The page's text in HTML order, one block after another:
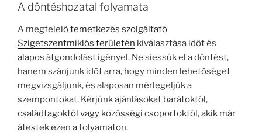
A döntéshozatal folyamata
A megfelelőtemetkezés szolgáltató
Szigetszentmiklós területén kiválasztása időt és
alapos átgondolást igényel. Ne siessük el a döntést,
hanem szánjunk időt arra, hogy minden lehetőséget
megvizsgáljunk, és alaposan mérlegeljük a
szempontokat. Kérjünk ajánlásokat barátoktól,
családtagoktól vagy közösségi csoportoktól, akik már
átestek ezen a folyamaton.